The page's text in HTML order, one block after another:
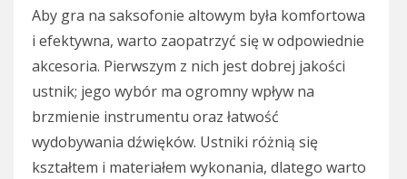
Aby gra na saksofonie altowym była komfortowa
i efektywna, warto zaopatrzyć się w odpowiednie
akcesoria. Pierwszym z nich jest dobrej jakości
ustnik; jego wybór ma ogromny wpływ na
brzmienie instrumentu oraz łatwość
wydobywania dźwięków. Ustniki różnią się
kształtem i materiałem wykonania, dlatego warto